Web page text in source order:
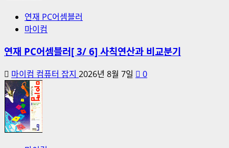
연재 PC어셈블러
마이컴
연재 PC어셈블러[ 3/ 6] 사칙연산과 비교분기
마이컴 컴퓨터 잡지 2026년 8월 7일 0